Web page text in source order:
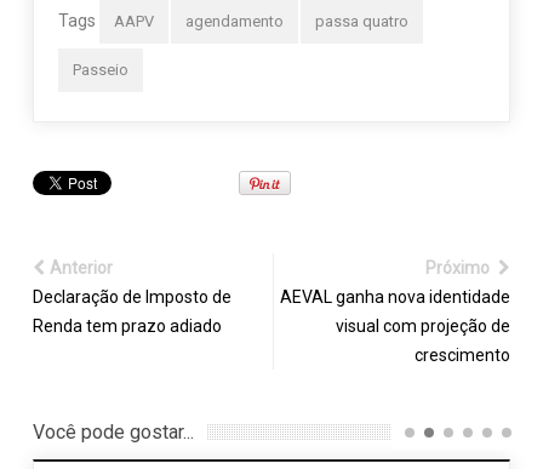
Tags AAPV agendamento passa quatro
Passeio
Anterior
Declaração de Imposto de
Renda tem prazo adiado
Próximo
AEVAL ganha nova identidade
visual com projeção de
crescimento
Você pode gostar...